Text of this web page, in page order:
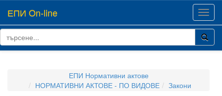
ЕПИ On-line
ЕПИ Нормативни актове
НОРМАТИВНИ АКТОВЕ - ПО ВИДОВЕ
Закони